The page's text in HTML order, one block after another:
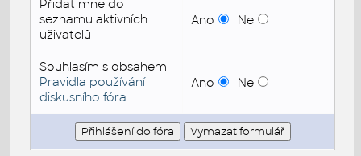
Přidat mne do
seznamu aktivních
uživatelů
Ano Ne
Souhlasím s obsahem
Pravidla používání
diskusního fóra
Ano Ne